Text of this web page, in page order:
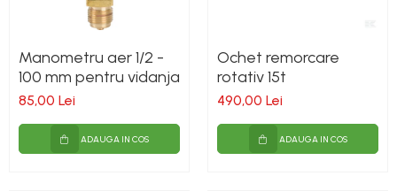
Manometru aer 1/2 -
100 mm pentru vidanja
85,00 Lei
ADAUGA IN COS
Ochet remorcare
rotativ 15t
490,00 Lei
ADAUGA IN COS